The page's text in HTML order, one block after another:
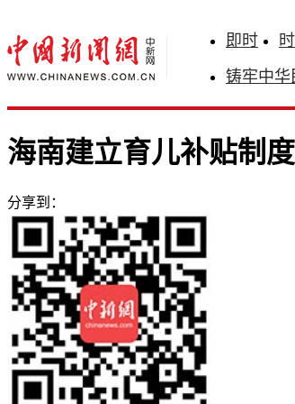
即时
铸牢中华
海南建立育儿补贴制
分享到：